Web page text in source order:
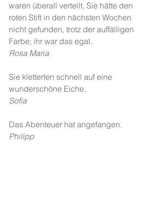
waren überall verteilt. Sie hätte den
roten Stift in den nächsten Wochen
nicht gefunden, trotz der auffälligen
Farbe; ihr war das egal.
Rosa Maria
Sie kletterten schnell auf eine
wunderschöne Eiche.
Sofia
Das Abenteuer hat angefangen.
Philipp